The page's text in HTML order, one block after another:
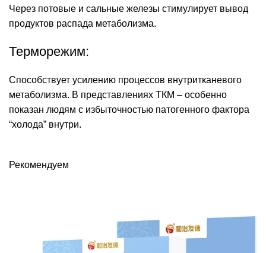
Через потовые и сальные железы стимулирует вывод
продуктов распада метаболизма.
Терморежим:
Способствует усилению процессов внутритканевого
метаболизма. В представлениях ТКМ – особенно
показан людям с избыточностью патогенного фактора
“холода” внутри.
Рекомендуем